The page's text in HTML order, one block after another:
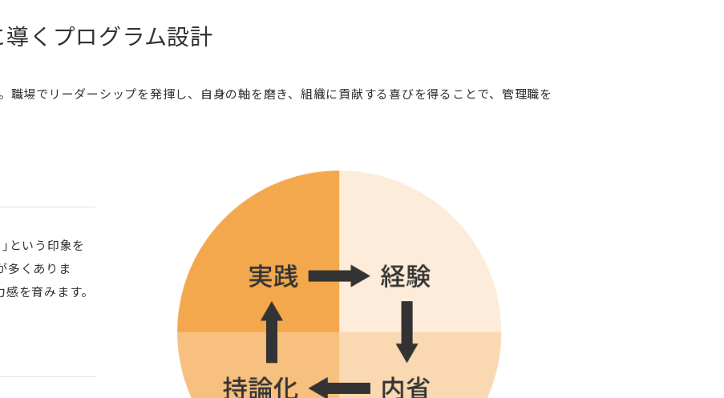
くプログラム設計
場でリーダーシップを発揮し、自身の軸を磨き、組織に貢献する喜びを得ることで、管理職を
という印象を
多くありま
を育みます。